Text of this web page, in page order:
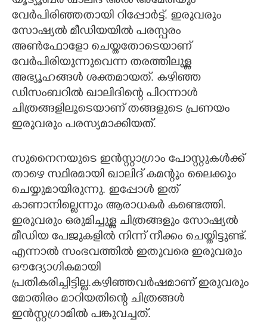
LITERATURE
ZOOM
CONTACT US
വേർപിരിഞ്ഞതായി റിപ്പോർട്ട്. ഇരുവരും
സോഷ്യൽ മീഡിയയിൽ പരസ്പരം
അൺഫോളോ ചെയ്തതോടെയാണ്
വേർപിരിയുന്നുവെന്ന തരത്തിലുള്ള
അഭ്യൂഹങ്ങൾ ശക്തമായത്. കഴിഞ്ഞ
ഡിസംബറിൽ ഖാലിദിന്റെ പിറന്നാൾ
ചിത്രങ്ങളിലൂടെയാണ് തങ്ങളുടെ പ്രണയം
ഇരുവരും പരസ്യമാക്കിയത്.
സുനെെനയുടെ ഇൻസ്റ്റാഗ്രാം പോസ്റ്റുകൾക്ക്
താഴെ സ്ഥിരമായി ഖാലിദ് കമന്റും ലെെക്കും
ചെയ്യുമായിരുന്നു. ഇപ്പോൾ ഇത്
കാണാനില്ലെന്നും ആരാധകർ കണ്ടെത്തി.
ഇരുവരും ഒരുമിച്ചുള്ള ചിത്രങ്ങളും സോഷ്യൽ
മീഡിയ പേജുകളിൽ നിന്ന് നീക്കം ചെയ്തിട്ടുണ്ട്.
എന്നാൽ സംഭവത്തിൽ ഇതുവരെ ഇരുവരും
ഔദ്യോഗികമായി
പ്രതികരിച്ചിട്ടില്ല.കഴിഞ്ഞവർഷമാണ് ഇരുവരും
മോതിരം മാറിയതിന്റെ ചിത്രങ്ങൾ
ഇൻസ്റ്റഗ്രാമിൽ പങ്കുവച്ചത്.